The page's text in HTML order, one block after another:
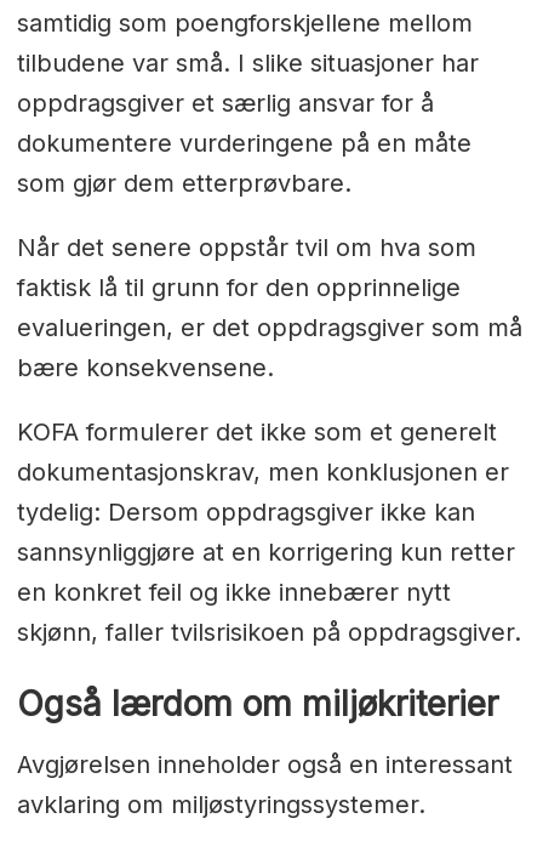
samtidig som poengforskjellene mellom
tilbudene var små. I slike situasjoner har
oppdragsgiver et særlig ansvar for å
dokumentere vurderingene på en måte
som gjør dem etterprøvbare.
Når det senere oppstår tvil om hva som
faktisk lå til grunn for den opprinnelige
evalueringen, er det oppdragsgiver som må
bære konsekvensene.
KOFA formulerer det ikke som et generelt
dokumentasjonskrav, men konklusjonen er
tydelig: Dersom oppdragsgiver ikke kan
sannsynliggjøre at en korrigering kun retter
en konkret feil og ikke innebærer nytt
skjønn, faller tvilsrisikoen på oppdragsgiver.
Også lærdom om miljøkriterier
Avgjørelsen inneholder også en interessant
avklaring om miljøstyringssystemer.